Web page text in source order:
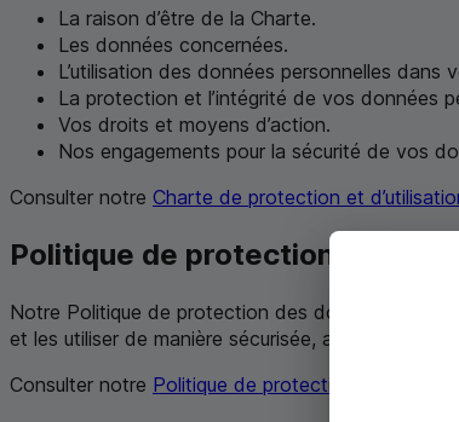
La raison d’être de la Charte.
Les données concernées.
L’utilisation des données personnelles dans
La protection et l’intégrité de vos données
Vos droits et moyens d’action.
Nos engagements pour la sécurité de vos
Consulter notre Charte de protection et
Politique de protection des
Notre Politique de protection des données
et les utiliser de manière sécurisée, appropriée,
Consulter notre Politique de protection des